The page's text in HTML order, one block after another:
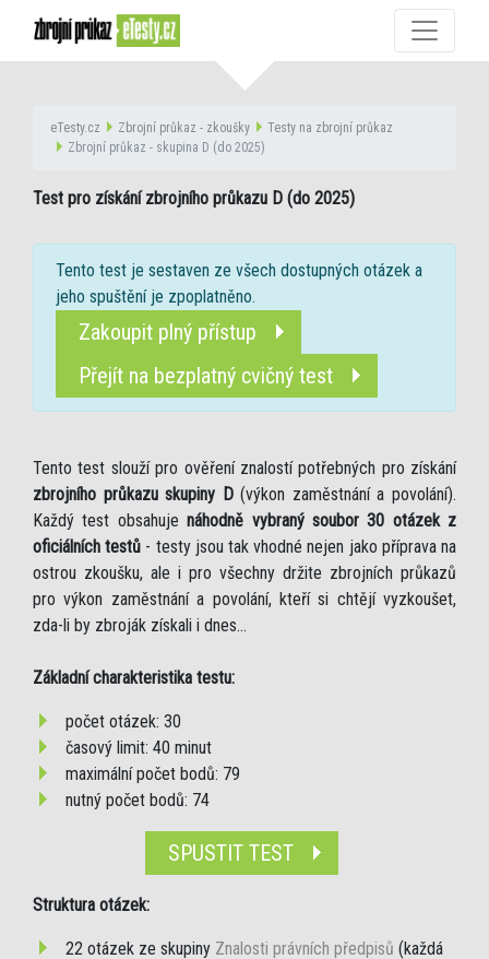
eTesty.cz Zbrojní průkaz - zkoušky
Testy na zbrojní průkaz
Zbrojní průkaz - skupina D (do 2025)
Test pro získání zbrojního průkazu D (do 2025)
Tento test je sestaven ze všech dostupných otázek a
jeho spuštění je zpoplatněno.
Zakoupit plný přístup
Přejít na bezplatný cvičný test
Tento test slouží pro ověření znalostí potřebných pro získání
zbrojního průkazu skupiny D(výkon zaměstnání a povolání).
Každý test obsahujenáhodně vybraný soubor 30 otázek z
oficiálních testů - testy jsou tak vhodné nejen jako příprava na
ostrou zkoušku, ale i pro všechny držite zbrojních průkazů
pro výkon zaměstnání a povolání, kteří si chtějí vyzkoušet,
zda-li by zbroják získali i dnes...
Základní charakteristika testu:
počet otázek: 30
časový limit: 40 minut
maximální počet bodů: 79
nutný počet bodů: 74
SPUSTIT TEST
Struktura otázek:
22 otázek ze skupiny Znalosti právních předpisů (každá